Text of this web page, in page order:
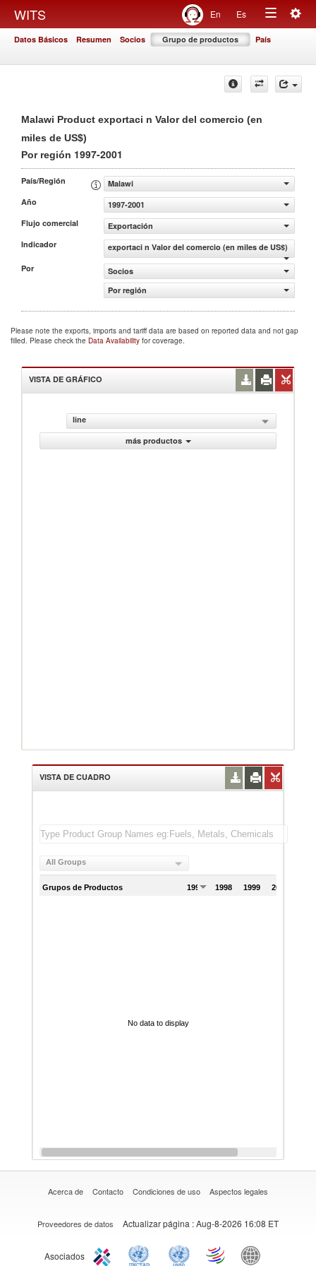
WITS En Es
Toggle
Datos Básicos Resumen Socios Grupo de productos País
Malawi Product exportaci n Valor del comercio (en
miles de US$)
Por región 1997-2001
País/Región
Malawi
Año
1997-2001
Flujo comercial
Exportación
Indicador
exportaci n Valor del comercio (en miles de US$)
Por
Socios
Por región
Please note the exports, imports and tariff data are based on reported data and not gap
filled. Please check the Data Availability for coverage.
VISTA DE GRÁFICO
line
más productos
VISTA DE CUADRO
All Groups
Grupos de Productos 1997 1998 1999 2000
No data to display
Acerca de Contacto Condiciones de uso Aspectos legales
Proveedores de datos Actualizar página : Aug-8-2026 16:08 ET
Asociados